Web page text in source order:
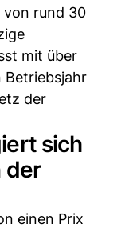
von rund 30
mit über
Betriebsjahr
der
sich
der
einen Prix